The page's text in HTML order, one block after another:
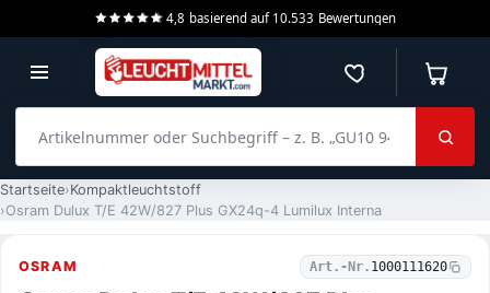
4,8 basierend auf 10.533 Bewertungen
Merkzettel
Startseite Kompaktleuchtstoff
Osram Dulux T/E 42W/827 Plus GX24q-4 Lumilux Interna
OSRAM Art.-Nr. 1000111620